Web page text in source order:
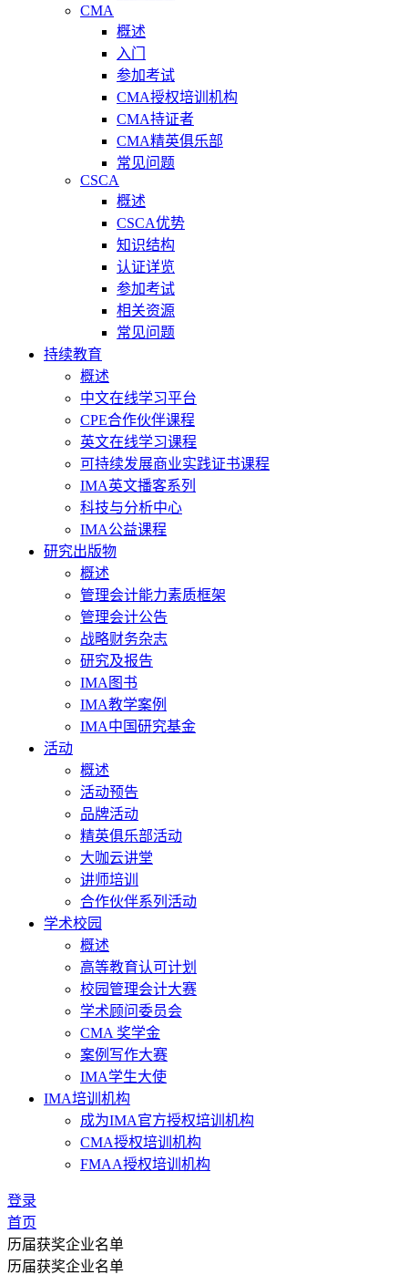
CMA
概述
入门
参加考试
CMA授权培训机构
CMA持证者
CMA精英俱乐部
常见问题
CSCA
概述
CSCA优势
知识结构
认证详览
参加考试
相关资源
常见问题
持续教育
概述
中文在线学习平台
CPE合作伙伴课程
英文在线学习课程
可持续发展商业实践证书课程
IMA英文播客系列
科技与分析中心
IMA公益课程
研究出版物
概述
管理会计能力素质框架
管理会计公告
战略财务杂志
研究及报告
IMA图书
IMA教学案例
IMA中国研究基金
活动
概述
活动预告
品牌活动
精英俱乐部活动
大咖云讲堂
讲师培训
合作伙伴系列活动
学术校园
概述
高等教育认可计划
校园管理会计大赛
学术顾问委员会
CMA 奖学金
案例写作大赛
IMA学生大使
IMA培训机构
成为IMA官方授权培训机构
CMA授权培训机构
FMAA授权培训机构
登录
首页
历届获奖企业名单
历届获奖企业名单